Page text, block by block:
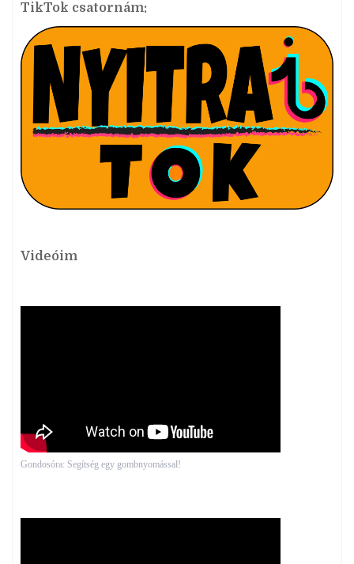
TikTok csatornám:
Videóim
Gondosóra: Segítség egy gombnyomással!